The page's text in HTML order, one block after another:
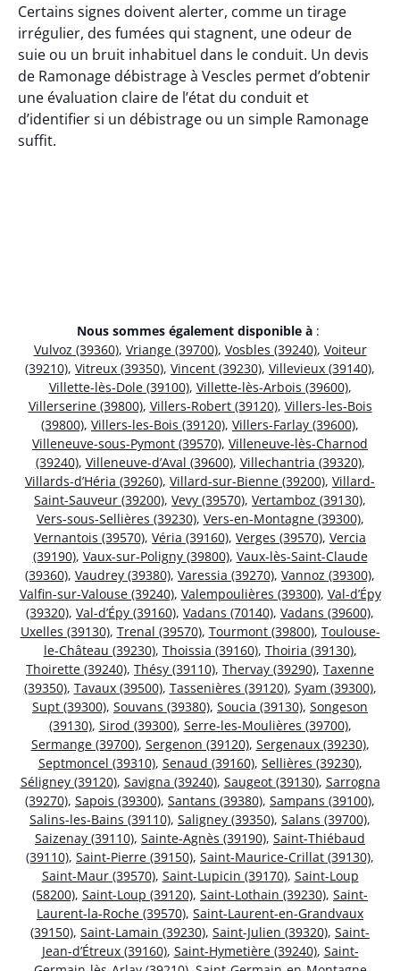
Certains signes doivent alerter, comme un tirage
irrégulier, des fumées qui stagnent, une odeur de
suie ou un bruit inhabituel dans le conduit. Un devis
de Ramonage débistrage à Vescles permet d’obtenir
une évaluation claire de l’état du conduit et
d’identifier si un débistrage ou un simple Ramonage
suffit.
Nous sommes également disponible à :
Vulvoz (39360), Vriange (39700), Vosbles (39240), Voiteur
(39210), Vitreux (39350), Vincent (39230), Villevieux (39140),
Villette-lès-Dole (39100), Villette-lès-Arbois (39600),
Villerserine (39800), Villers-Robert (39120), Villers-les-Bois
(39800), Villers-les-Bois (39120), Villers-Farlay (39600),
Villeneuve-sous-Pymont (39570), Villeneuve-lès-Charnod
(39240), Villeneuve-d’Aval (39600), Villechantria (39320),
Villards-d’Héria (39260), Villard-sur-Bienne (39200), Villard-
Saint-Sauveur (39200), Vevy (39570), Vertamboz (39130),
Vers-sous-Sellières (39230), Vers-en-Montagne (39300),
Vernantois (39570), Véria (39160), Verges (39570), Vercia
(39190), Vaux-sur-Poligny (39800), Vaux-lès-Saint-Claude
(39360), Vaudrey (39380), Varessia (39270), Vannoz (39300),
Valfin-sur-Valouse (39240), Valempoulières (39300), Val-d’Épy
(39320), Val-d’Épy (39160), Vadans (70140), Vadans (39600),
Uxelles (39130), Trenal (39570), Tourmont (39800), Toulouse-
le-Château (39230), Thoissia (39160), Thoiria (39130),
Thoirette (39240), Thésy (39110), Thervay (39290), Taxenne
(39350), Tavaux (39500), Tassenières (39120), Syam (39300),
Supt (39300), Souvans (39380), Soucia (39130), Songeson
(39130), Sirod (39300), Serre-les-Moulières (39700),
Sermange (39700), Sergenon (39120), Sergenaux (39230),
Septmoncel (39310), Senaud (39160), Sellières (39230),
Séligney (39120), Savigna (39240), Saugeot (39130), Sarrogna
(39270), Sapois (39300), Santans (39380), Sampans (39100),
Salins-les-Bains (39110), Saligney (39350), Salans (39700),
Saizenay (39110), Sainte-Agnès (39190), Saint-Thiébaud
(39110), Saint-Pierre (39150), Saint-Maurice-Crillat (39130),
Saint-Maur (39570), Saint-Lupicin (39170), Saint-Loup
(58200), Saint-Loup (39120), Saint-Lothain (39230), Saint-
Laurent-la-Roche (39570), Saint-Laurent-en-Grandvaux
(39150), Saint-Lamain (39230), Saint-Julien (39320), Saint-
Jean-d’Étreux (39160), Saint-Hymetière (39240), Saint-